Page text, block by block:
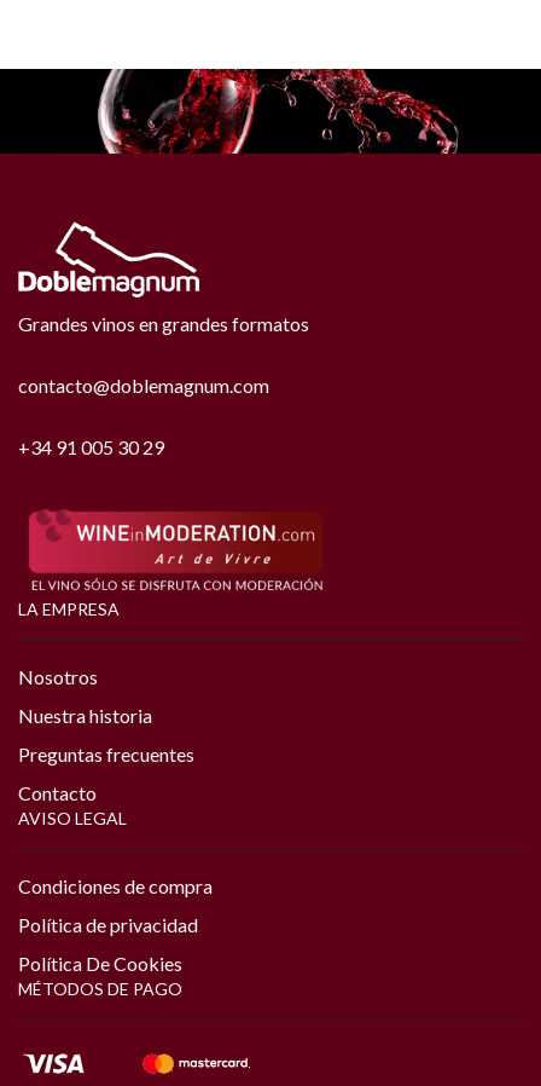
Grandes vinos en grandes formatos
contacto@doblemagnum.com
+34 91 005 30 29
LA EMPRESA
Nosotros
Nuestra historia
Preguntas frecuentes
Contacto
AVISO LEGAL
Condiciones de compra
Política de privacidad
Política De Cookies
MÉTODOS DE PAGO